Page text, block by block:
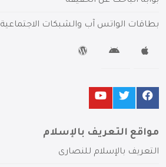
بطاقات الواتس آب والشبكات الاجتماعية
مواقع التعريف بالإسلام
التعريف بالإسلام للنصارى